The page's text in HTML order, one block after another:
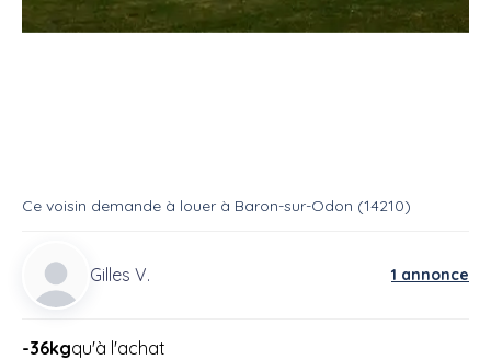
Ce voisin demande à louer à Baron-sur-Odon (14210)
Gilles V. 1 annonce
-36kgqu'à l'achat